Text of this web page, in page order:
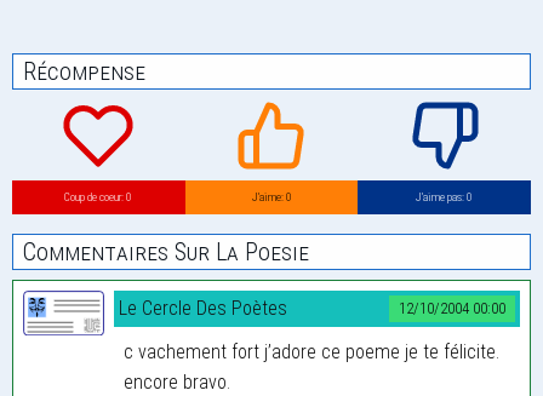
Récompense
Coup de coeur: 0 J’aime: 0 J’aime pas: 0
Commentaires Sur La Poesie
12/10/2004 00:00
Le Cercle Des Poètes
c vachement fort j’adore ce poeme je te félicite.
encore bravo.